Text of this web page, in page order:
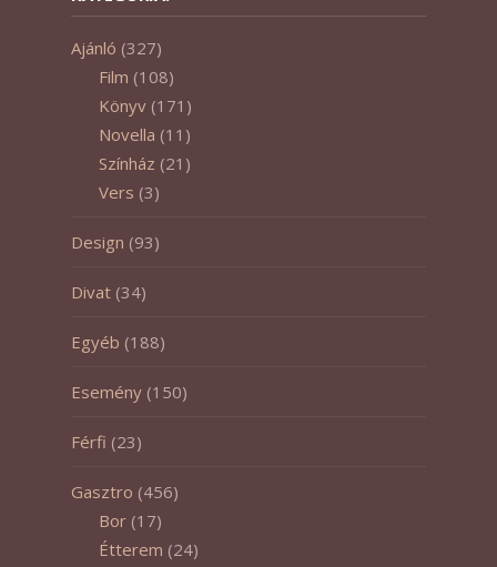
Ajánló (327)
Film (108)
Könyv (171)
Novella (11)
Színház (21)
Vers (3)
Design (93)
Divat (34)
Egyéb (188)
Esemény (150)
Férfi (23)
Gasztro (456)
Bor (17)
Étterem (24)